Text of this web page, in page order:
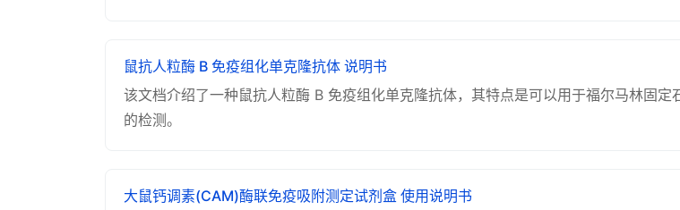
鼠抗人粒酶 B 免疫组化单克隆抗体 说明书
该文档介绍了一种鼠抗人粒酶 B 免疫组化单克隆抗体，其特点是可以用于福尔马林固
的检测。
大鼠钙调素(CAM)酶联免疫吸附测定试剂盒 使用说明书